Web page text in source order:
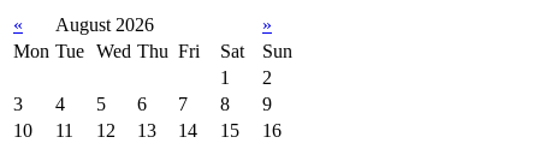
« August 2026
»
Mon Tue Wed Thu Fri Sat
Sun
1
2
3
4 5 6 7 8
9
10
11 12 13 14 15
16